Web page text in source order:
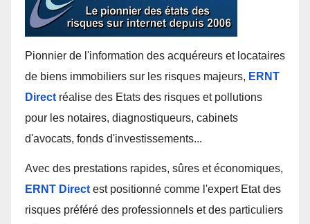
Pionnier de l'information des acquéreurs et locataires
de biens immobiliers sur les risques majeurs, ERNT
Direct réalise des Etats des risques et pollutions
pour les notaires, diagnostiqueurs, cabinets
d'avocats, fonds d'investissements...
Avec des prestations rapides, sûres et économiques,
ERNT Direct est positionné comme l'expert Etat des
risques préféré des professionnels et des particuliers